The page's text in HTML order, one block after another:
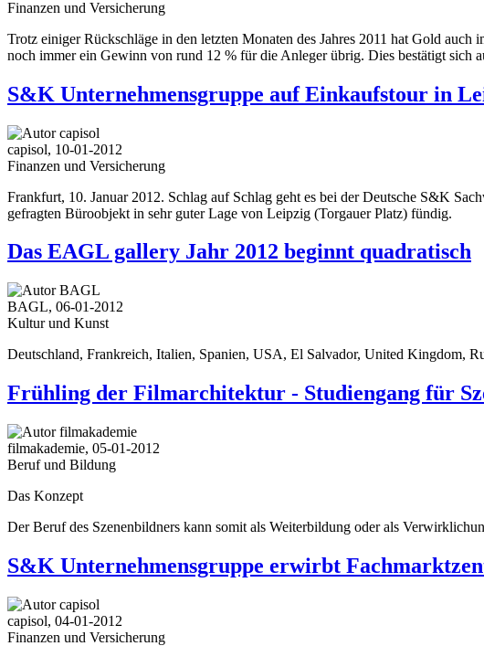
Finanzen und Versicherung
Trotz einiger Rückschläge in den letzten Monaten des Jahres 2011 hat Gold
noch immer ein Gewinn von rund 12 % für die Anleger übrig. Dies bestätigt sich
S&K Unternehmensgruppe auf Einkaufstour in
capisol, 10-01-2012
Finanzen und Versicherung
Frankfurt, 10. Januar 2012. Schlag auf Schlag geht es bei der Deutsche S&K
gefragten Büroobjekt in sehr guter Lage von Leipzig (Torgauer Platz) fündig.
Das EAGL gallery Jahr 2012 beginnt quadratisch
BAGL, 06-01-2012
Kultur und Kunst
Deutschland, Frankreich, Italien, Spanien, USA, El Salvador, United Kingdom,
Frühling der Filmarchitektur - Studiengang für
filmakademie, 05-01-2012
Beruf und Bildung
Das Konzept
Der Beruf des Szenenbildners kann somit als Weiterbildung oder als
S&K Unternehmensgruppe erwirbt
capisol, 04-01-2012
Finanzen und Versicherung